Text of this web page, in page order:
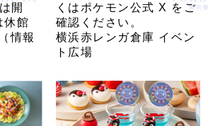
開
休館
情報
くはポケモン公式 X をご
確認ください。
横浜赤レンガ倉庫 イベン
ト広場